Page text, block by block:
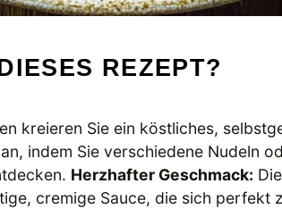
REZEPT?
kreieren Sie ein köstliches,
indem Sie verschiedene Nudeln
Herzhafter Geschmack:
cremige Sauce, die sich perfekt